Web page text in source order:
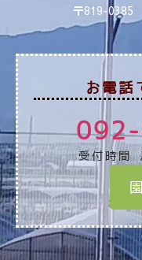
〒819-0385
お電話
受付時